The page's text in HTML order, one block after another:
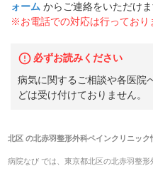
ォーム からご連絡をいただけ
※お電話での対応は行っており
必ずお読みください
病気に関するご相談や各医院
どは受け付けておりません。
北区の北赤羽整形外科ペインクリニック
病院なび では、 東京都北区の北赤羽整形